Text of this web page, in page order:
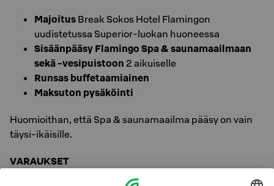
Majoitus Break Sokos Hotel Flamingon
uudistetussa Superior-luokan huoneessa
Sisäänpääsy Flamingo Spa & saunamaailmaan
sekä -vesipuistoon 2 aikuiselle
Runsas buffetaamiainen
Maksuton pysäköinti
Huomioithan, että Spa & saunamaailma pääsy on vain
täysi-ikäisille.
VARAUKSET
Varaukset sokoshotels.fi varauskoodilla